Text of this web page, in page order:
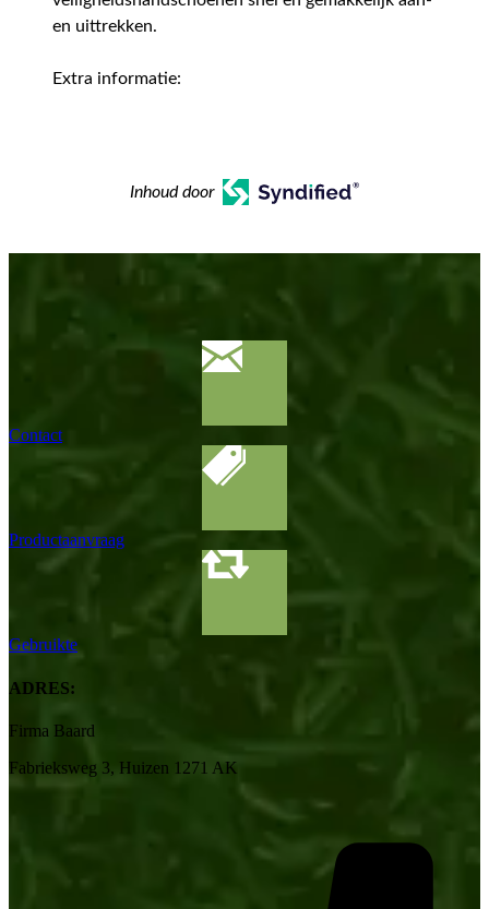
en uittrekken.
Extra informatie:
Inhoud door
Contact
Productaanvraag
Gebruikte
ADRES:
Firma Baard
Fabrieksweg 3, Huizen 1271 AK